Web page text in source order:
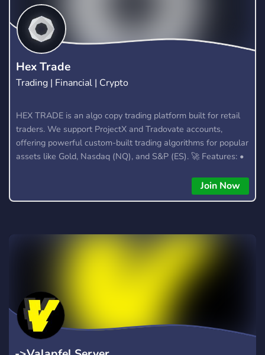
Hex Trade
Trading | Financial | Crypto
HEX TRADE is an algo copy trading platform built for retail
traders. We support ProjectX and Tradovate accounts,
offering powerful custom-built trading algorithms for popular
assets like Gold, Nasdaq (NQ), and S&P (ES). 🚀 Features: •
copying • Futures, Forex, and Crypto strategies • Compatible
with major brokers Whether you're a beginner or
community. Website: https://hextrade.io
Join Now